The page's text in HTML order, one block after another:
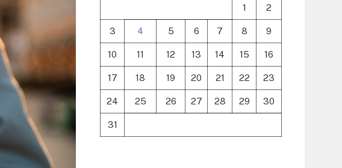
1 2
3 4 5 6 7 8 9
10 11 12 13 14 15 16
17 18 19 20 21 22 23
24 25 26 27 28 29 30
31